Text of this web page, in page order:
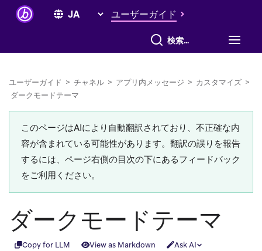
ユーザーガイド
すべて検索
ユーザーガイド > チャネル > アプリ内メッセージ > カスタマイズ >
ダークモードテーマ
このページはAIにより自動翻訳されており、不正確な内
容が含まれている可能性があります。翻訳の誤りを報告
するには、ページ右側の目次の下にあるフィードバック
をご利用ください。
ダークモードテーマ
Copy for LLM View as Markdown Ask AI